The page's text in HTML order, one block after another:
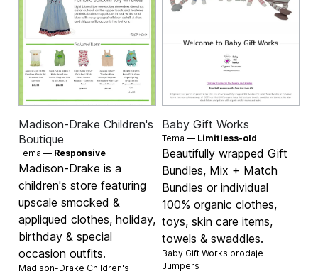
Madison-Drake Children's
Boutique
Tema — Responsive
Madison-Drake is a
children's store featuring
upscale smocked &
appliqued clothes, holiday,
birthday & special
occasion outfits.
Madison-Drake Children's
Baby Gift Works
Tema — Limitless-old
Beautifully wrapped Gift
Bundles, Mix + Match
Bundles or individual
100% organic clothes,
toys, skin care items,
towels & swaddles.
Baby Gift Works prodaje
Jumpers